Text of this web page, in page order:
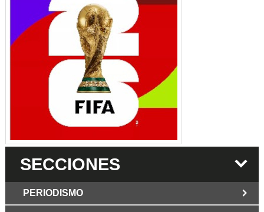
SECCIONES
PERIODISMO